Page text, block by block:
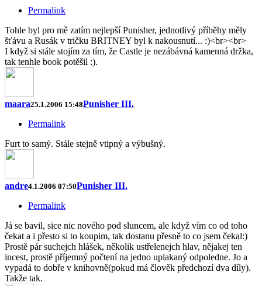
Permalink
Tohle byl pro mě zatím nejlepší Punisher, jednotlivý příběhy měly
šťávu a Rusák v tričku BRITNEY byl k nakousnutí... :)<br><br>
I když si stále stojím za tím, že Castle je nezábávná kamenná držka,
tak tenhle book potěšil :).
maara25.1.2006 15:48Punisher III.
Permalink
Furt to samý. Stále stejně vtipný a výbušný.
andre4.1.2006 07:50Punisher III.
Permalink
Já se bavil, sice nic nového pod sluncem, ale když vím co od toho
čekat a i přesto si to koupim, tak dostanu přesně to co jsem čekal:)
Prostě pár suchejch hlášek, několik ustřelenejch hlav, nějakej ten
incest, prostě příjemný počtení na jedno uplakaný odpoledne. Jo a
vypadá to dobře v knihovně(pokud má člověk předchozí dva díly).
Takže tak.